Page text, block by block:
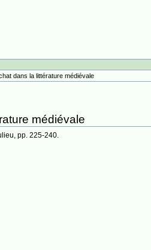
dans la littérature médiévale
médiévale
pp. 225-240.